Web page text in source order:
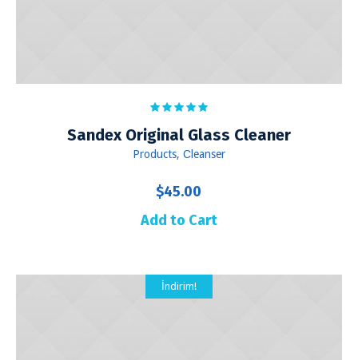
Sandex Original Glass Cleaner
Products, Сleanser
$45.00
Add to Cart
İndirim!